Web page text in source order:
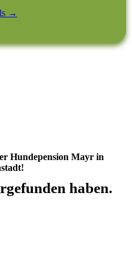
→
Hundepension Mayr in
haben.